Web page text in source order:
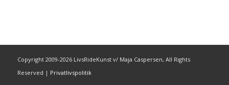
Copyright 2009-2026 LivsRideKunst v/ Maja Caspersen, All Rights
Reserved | Privatlivspolitik